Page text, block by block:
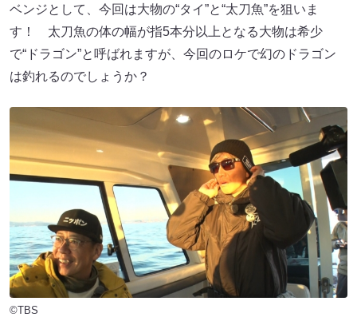
ベンジとして、今回は大物の“タイ”と“太刀魚”を狙いま
す！ 太刀魚の体の幅が指5本分以上となる大物は希少
で“ドラゴン”と呼ばれますが、今回のロケで幻のドラゴン
は釣れるのでしょうか？
©TBS